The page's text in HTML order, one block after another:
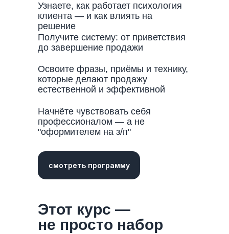
Начнёте чувствовать себя
профессионалом — а не
"оформителем на з/п"
Освоите фразы, приёмы и технику,
которые делают продажу
естественной и эффективной
Получите систему: от приветствия
до завершение продажи
Узнаете, как работает психология
клиента — и как влиять на
решение
смотреть программу
Этот курс —
не просто набор